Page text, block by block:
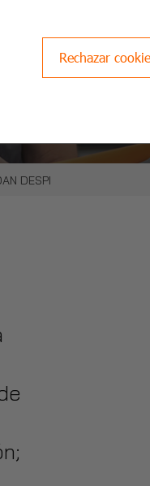
online.
cómodamente.
DESPI
Rechazar